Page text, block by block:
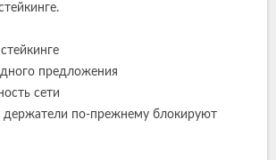
предложения
сети
держатели по-прежнему блокируют